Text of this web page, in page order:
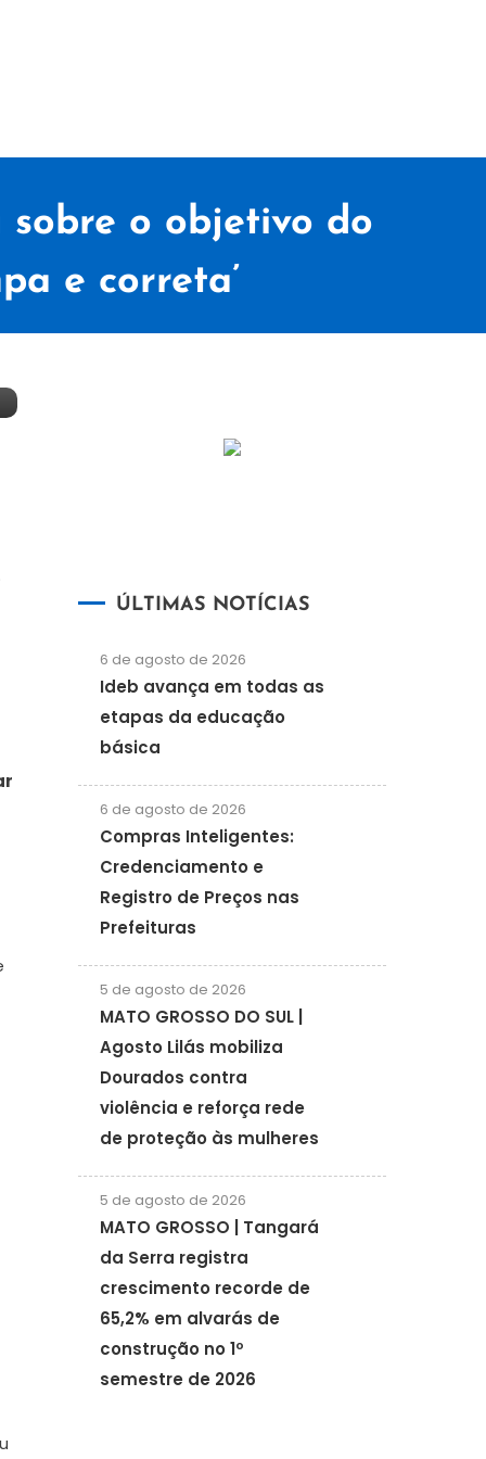
sobre o objetivo do
e correta’
ÚLTIMAS NOTÍCIAS
6 de agosto de 2026
Ideb avança em todas as
etapas da educação
básica
6 de agosto de 2026
Compras Inteligentes:
Credenciamento e
Registro de Preços nas
Prefeituras
5 de agosto de 2026
MATO GROSSO DO SUL |
Agosto Lilás mobiliza
Dourados contra
violência e reforça rede
de proteção às mulheres
5 de agosto de 2026
MATO GROSSO | Tangará
da Serra registra
crescimento recorde de
65,2% em alvarás de
construção no 1º
semestre de 2026